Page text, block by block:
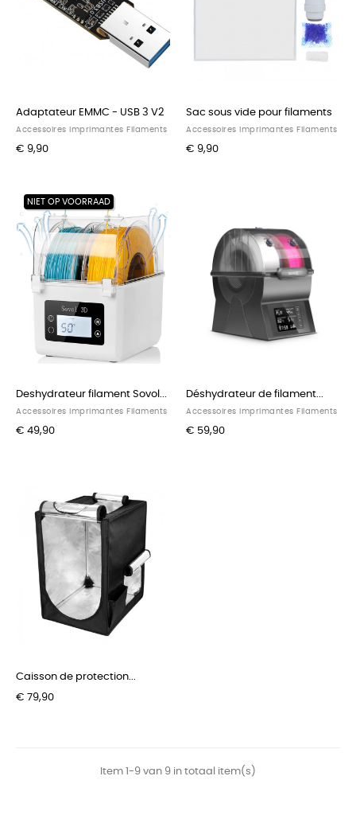
Adaptateur EMMC - USB 3 V2
Accessoires Imprimantes Filaments
€ 9,90
Sac sous vide pour filaments
Accessoires Imprimantes Filaments
€ 9,90
NIET OP VOORRAAD
Deshydrateur filament Sovol...
Accessoires Imprimantes Filaments
€ 49,90
Déshydrateur de filament...
Accessoires Imprimantes Filaments
€ 59,90
Caisson de protection...
€ 79,90
Item 1-9 van 9 in totaal item(s)